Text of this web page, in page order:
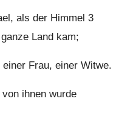
als der Himmel 3
Land kam;
Frau, einer Witwe.
ihnen wurde